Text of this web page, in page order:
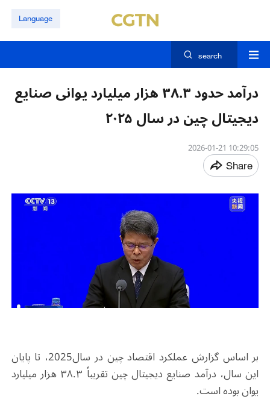
Language
search
درآمد حدود ۳۸.۳ هزار میلیارد یوانی صنایع
دیجیتال چین در سال ۲۰۲۵
10:29:05 2026-01-21
Share
بر اساس گزارش عملکرد اقتصاد چین در سال2025، تا پایان
این سال، درآمد صنایع دیجیتال چین تقریباً ۳۸.۳ هزار میلیارد
یوان بوده است.